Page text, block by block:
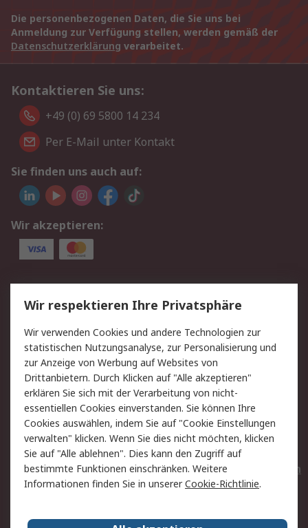
Die personenbezogenen Daten, die Sie uns bei
Anmeldung zur Verfügung stellen, werden gemäß der
Datenschutzerklärung verarbeitet.
Kontaktieren Sie uns:
+49 (0) 69 5800 14 234
Per E-Mail unter Kontakt
Sie finden uns auch auf:
Wir akzeptieren:
Service
Value Added Services
Lieferlösungen
Rücksendungen
Kontakt
Hilfe
Privatkunden
Rechtliches
AGB
Datenschutz
Cookie-Richtlinie
Zahlungsbedingungen
Copyright/Impressum
Entsorgung
Elektrogeräte/Batterien
Wir respektieren Ihre Privatsphäre
Wir verwenden Cookies und andere Technologien zur
statistischen Nutzungsanalyse, zur Personalisierung und
zur Anzeige von Werbung auf Websites von
Drittanbietern. Durch Klicken auf "Alle akzeptieren"
erklären Sie sich mit der Verarbeitung von nicht-
essentiellen Cookies einverstanden. Sie können Ihre
Cookies auswählen, indem Sie auf "Cookie Einstellungen
verwalten" klicken. Wenn Sie dies nicht möchten, klicken
Sie auf "Alle ablehnen". Dies kann den Zugriff auf
bestimmte Funktionen einschränken. Weitere
Informationen finden Sie in unsererCookie-Richtlinie.